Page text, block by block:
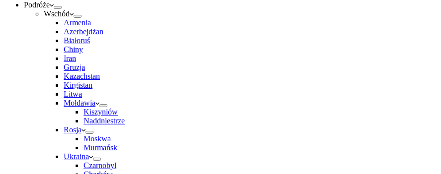
Podróże
Wschód
Armenia
Azerbejdżan
Białoruś
Chiny
Iran
Gruzja
Kazachstan
Kirgistan
Litwa
Mołdawia
Kiszyniów
Naddniestrze
Rosja
Moskwa
Murmańsk
Ukraina
Czarnobyl